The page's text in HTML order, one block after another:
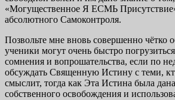
«Могущественное Я ЕСМЬ
абсолютного Самоконтроля.
Позвольте мне вновь совершенно чётко
ученики могут очень быстро
сомнения и вопрошательства, если по
обсуждать Священную Истину с теми,
смыслит, тогда как Эта Истина была
собственного освобождения и